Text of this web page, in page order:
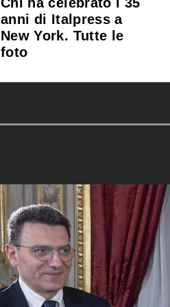
anni di Italpress a
New York. Tutte le
foto